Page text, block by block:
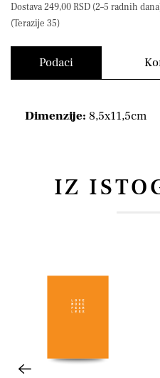
Dostava 249,00 RSD (2–5 radnih
(Terazije 35)
Podaci
Dimenzije: 8,5x11,5cm
IZ